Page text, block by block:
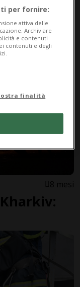
8 mesi
per fornire:
attiva delle
Archiviare
e contenuti
contenuti e degli
finalità